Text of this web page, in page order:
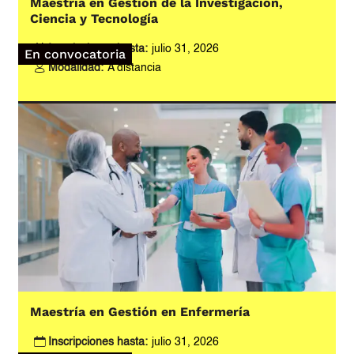
En convocatoria
Ciencia y Tecnología
Inscripciones hasta: julio 31, 2026
Modalidad: A distancia
Maestría en Gestión en Enfermería
Inscripciones hasta: julio 31, 2026